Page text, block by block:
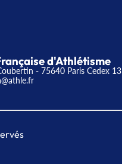
d'Athlétisme
- 75640 Paris Cedex 13